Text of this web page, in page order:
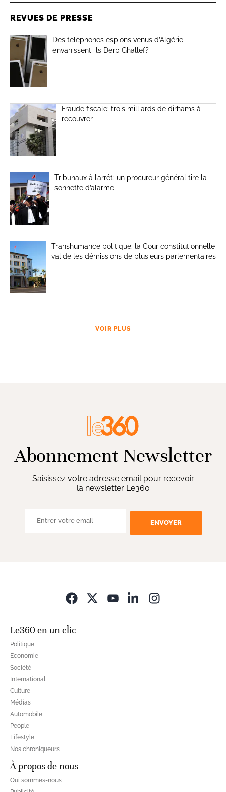
REVUES DE PRESSE
Des téléphones espions venus d’Algérie
envahissent-ils Derb Ghallef?
Fraude fiscale: trois milliards de dirhams à
recouvrer
Tribunaux à l’arrêt: un procureur général tire la
sonnette d’alarme
Transhumance politique: la Cour constitutionnelle
valide les démissions de plusieurs parlementaires
VOIR PLUS
Abonnement Newsletter
Saisissez votre adresse email pour recevoir
la newsletter Le360
ENVOYER
Le360 en un clic
Politique
Economie
Société
International
Culture
Médias
Automobile
People
Lifestyle
Nos chroniqueurs
À propos de nous
Qui sommes-nous